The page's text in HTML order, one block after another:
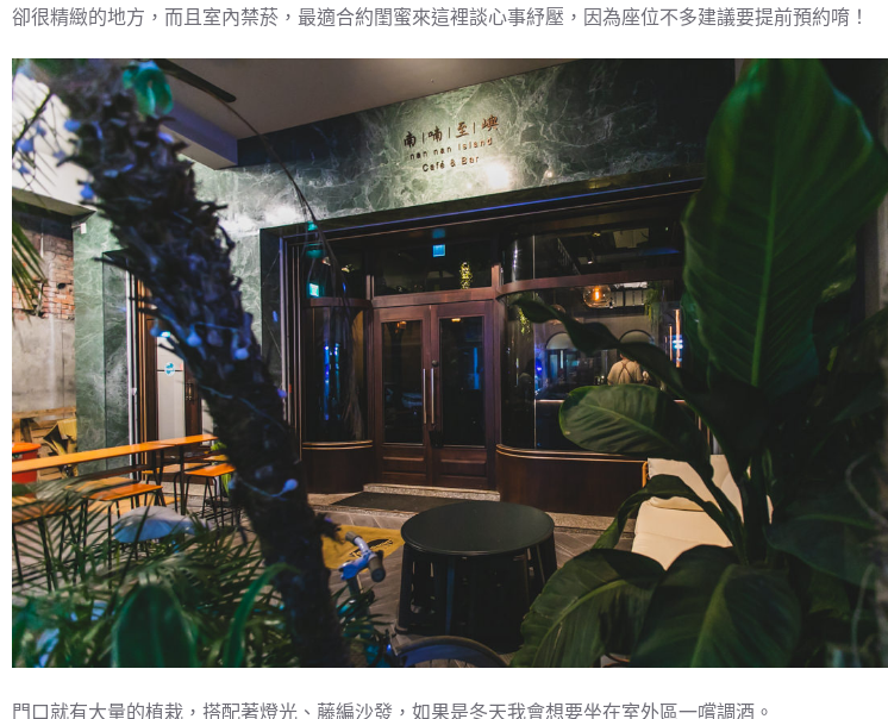
卻很精緻的地方，而且室內禁菸，最適合約閨蜜來這裡談心事紓壓，因為座位不多建議要提前預約唷！
門口就有大量的植栽，搭配著燈光、藤編沙發，如果是冬天我會想要坐在室外區一嚐調酒。